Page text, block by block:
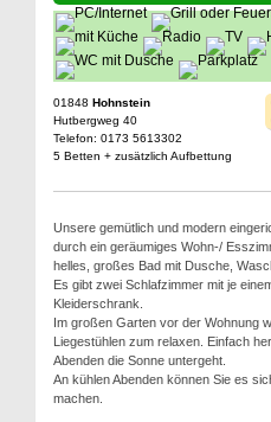
01848 Hohnstein
Hutbergweg 40
Telefon: 0173 5613302
5 Betten + zusätzlich Aufbettung
Unsere gemütlich und modern
durch ein geräumiges Wohn-/
helles, großes Bad mit Dusche,
Es gibt zwei Schlafzimmer mit je
Kleiderschrank.
Im großen Garten vor der Wohnung
Liegestühlen zum relaxen. Einfach
Abenden die Sonne untergeht.
An kühlen Abenden können Sie es
machen.